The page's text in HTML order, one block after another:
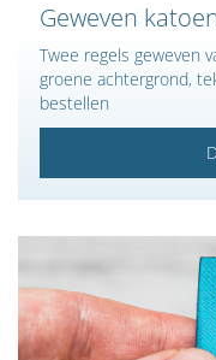
Geweven
Twee regels geweven
groene achtergrond,
bestellen